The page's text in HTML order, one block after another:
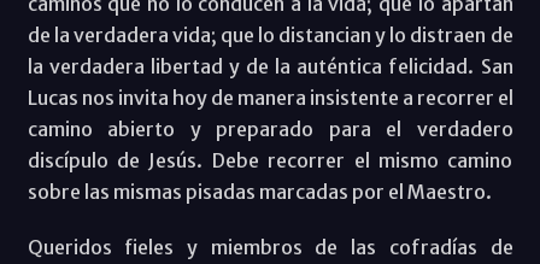
de la verdadera vida; que lo distancian y lo distraen de
la verdadera libertad y de la auténtica felicidad. San
Lucas nos invita hoy de manera insistente a recorrer el
camino abierto y preparado para el verdadero
discípulo de Jesús. Debe recorrer el mismo camino
sobre las mismas pisadas marcadas por el Maestro.
Queridos fieles y miembros de las cofradías de